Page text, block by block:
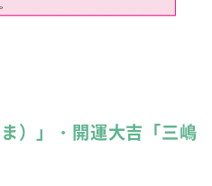
）」・開運大吉「三嶋